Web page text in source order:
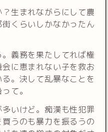
生まれながらにして農
くらいしかなかったん
義務を果たしてれば権
に恵まれない子を救お
。決して乱暴なことを
て。
いけど。痴漢も性犯罪
うのも暴力を振るうの